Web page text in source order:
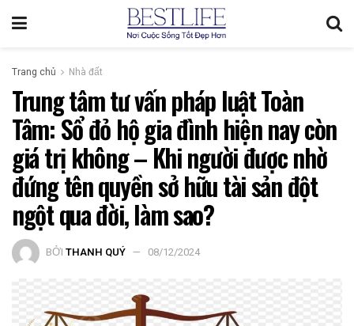
Trang chủ Nhà đất
Trung tâm tư vấn pháp luật Toàn
Tâm: Sổ đỏ hộ gia đình hiện nay còn
giá trị không – Khi người được nhờ
đứng tên quyền sở hữu tài sản đột
ngột qua đời, làm sao?
BỞI THANH QUÝ 08/12/2024